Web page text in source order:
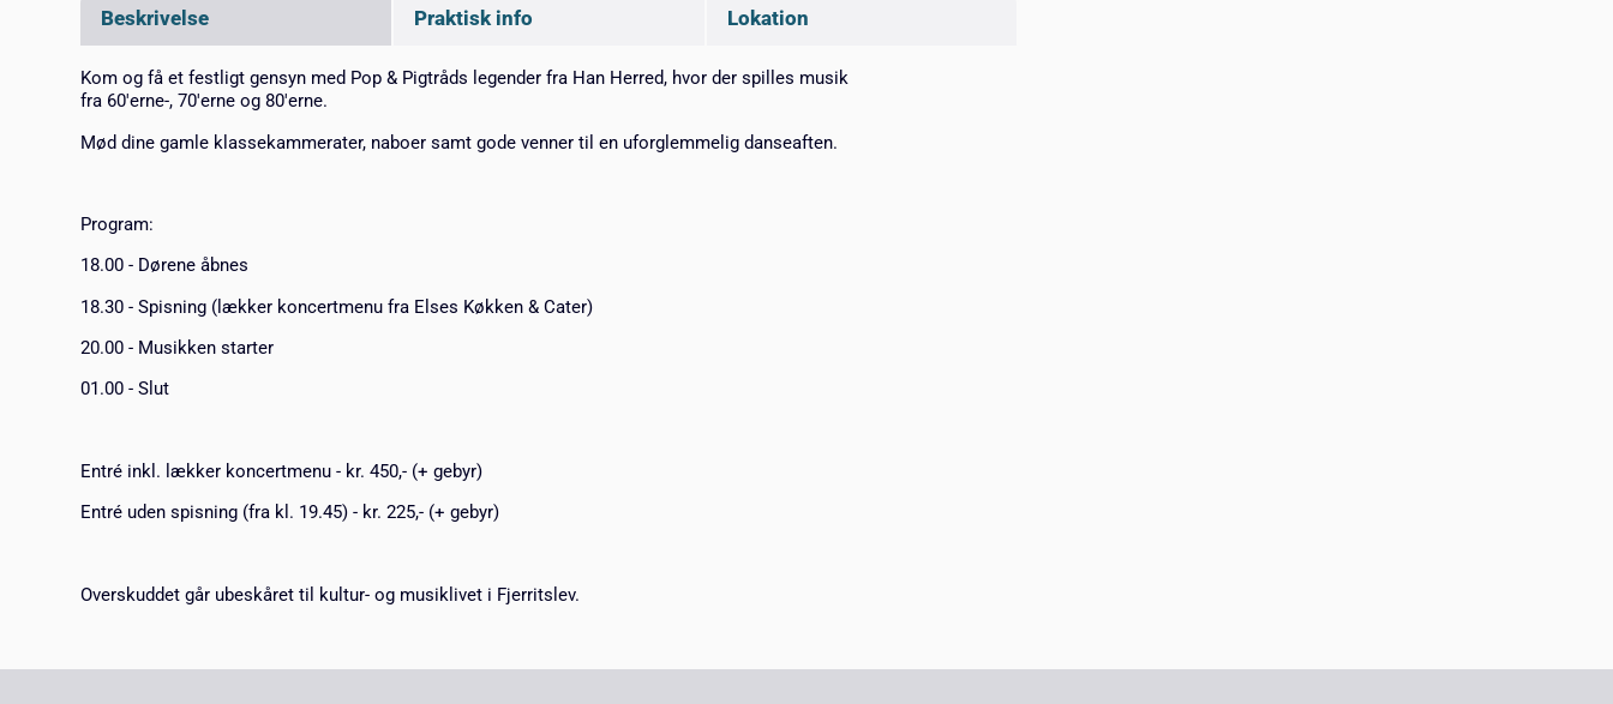
Beskrivelse Praktisk info Lokation
Kom og få et festligt gensyn med Pop & Pigtråds legender fra Han Herred, hvor der spilles musik
fra 60'erne-, 70'erne og 80'erne.
Mød dine gamle klassekammerater, naboer samt gode venner til en uforglemmelig danseaften.
Program:
18.00 - Dørene åbnes
18.30 - Spisning (lækker koncertmenu fra Elses Køkken & Cater)
20.00 - Musikken starter
01.00 - Slut
Entré inkl. lækker koncertmenu - kr. 450,- (+ gebyr)
Entré uden spisning (fra kl. 19.45) - kr. 225,- (+ gebyr)
Overskuddet går ubeskåret til kultur- og musiklivet i Fjerritslev.